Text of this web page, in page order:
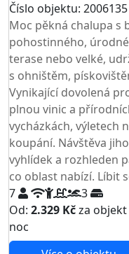
Číslo objektu: 2006135
Moc pěkná chalupa s
pohostinného,
terase nebo velké,
s ohništěm,
Vynikající dovolená
plnou vinic a
vycházkách, výletech
koupání. Návštěva
vyhlídek a rozhleden
co oblast nabízí. Líbit
7
3
Od: 2.329 Kčza objekt
noc